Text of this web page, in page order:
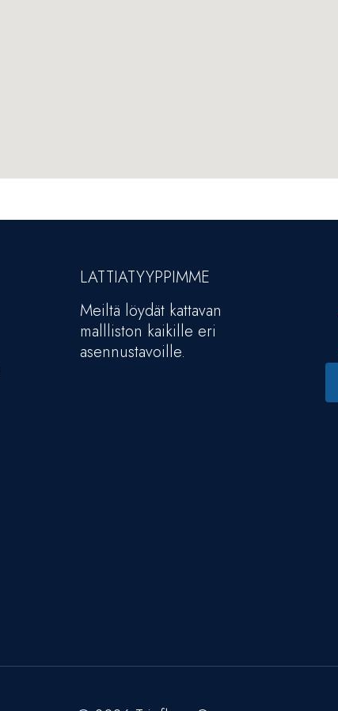
LATTIATYYPPIMME
Meiltä löydät kattavan
mallliston kaikille eri
asennustavoille.